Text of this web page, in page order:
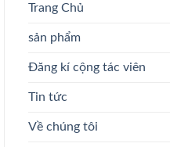
Trang Chủ
sản phẩm
Đăng kí cộng tác viên
Tin tức
Về chúng tôi